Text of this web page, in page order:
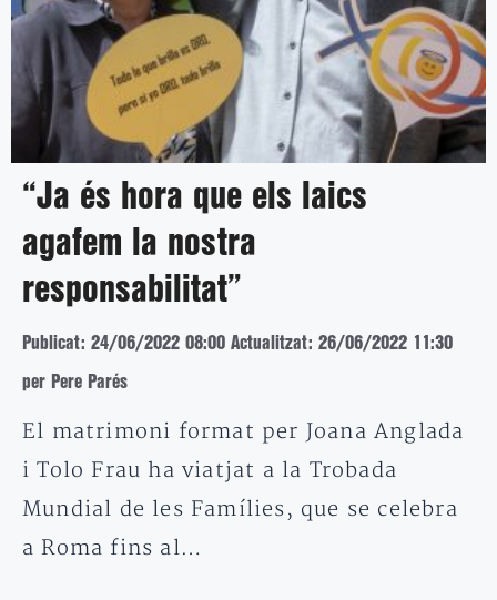
“Ja és hora que els laics
agafem la nostra
responsabilitat”
Publicat: 24/06/2022 08:00 Actualitzat: 26/06/2022 11:30
per Pere Parés
El matrimoni format per Joana Anglada
i Tolo Frau ha viatjat a la Trobada
Mundial de les Famílies, que se celebra
a Roma fins al…